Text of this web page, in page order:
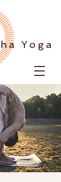
Yoga